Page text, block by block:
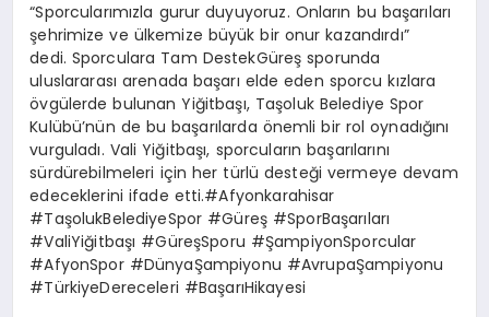
“Sporcularımızla gurur duyuyoruz. Onların bu başarıları
şehrimize ve ülkemize büyük bir onur kazandırdı”
dedi. Sporculara Tam DestekGüreş sporunda
uluslararası arenada başarı elde eden sporcu kızlara
övgülerde bulunan Yiğitbaşı, Taşoluk Belediye Spor
Kulübü’nün de bu başarılarda önemli bir rol oynadığını
vurguladı. Vali Yiğitbaşı, sporcuların başarılarını
sürdürebilmeleri için her türlü desteği vermeye devam
edeceklerini ifade etti.#Afyonkarahisar
#TaşolukBelediyeSpor #Güreş #SporBaşarıları
#ValiYiğitbaşı #GüreşSporu #ŞampiyonSporcular
#AfyonSpor #DünyaŞampiyonu #AvrupaŞampiyonu
#TürkiyeDereceleri #BaşarıHikayesi